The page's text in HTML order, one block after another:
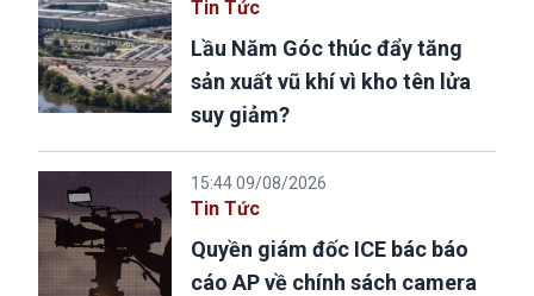
Tin Tức
Lầu Năm Góc thúc đẩy tăng
sản xuất vũ khí vì kho tên lửa
suy giảm?
15:44 09/08/2026
Tin Tức
Quyền giám đốc ICE bác báo
cáo AP về chính sách camera